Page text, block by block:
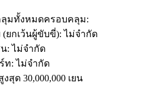
มทั้งหมดครอบคลุม:
(ยกเว้นผู้ขับขี่): ไม่จำกัด
: ไม่จำกัด
ท: ไม่จำกัด
สุด 30,000,000 เยน